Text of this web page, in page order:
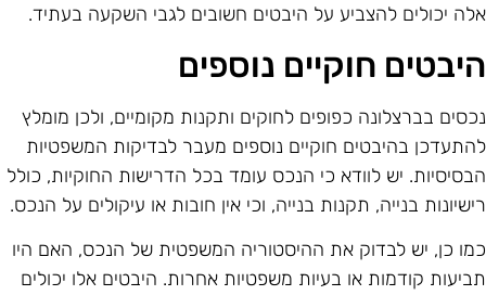
יכולים להצביע על היבטים חשובים לגבי השקעה בעתיד.
חוקיים נוספים
בברצלונה כפופים לחוקים ותקנות מקומיים, ולכן מומלץ
בהיבטים חוקיים נוספים מעבר לבדיקות המשפטיות
יש לוודא כי הנכס עומד בכל הדרישות החוקיות, כולל
בנייה, תקנות בנייה, וכי אין חובות או עיקולים על הנכס.
כן, יש לבדוק את ההיסטוריה המשפטית של הנכס, האם היו
קודמות או בעיות משפטיות אחרות. היבטים אלו יכולים